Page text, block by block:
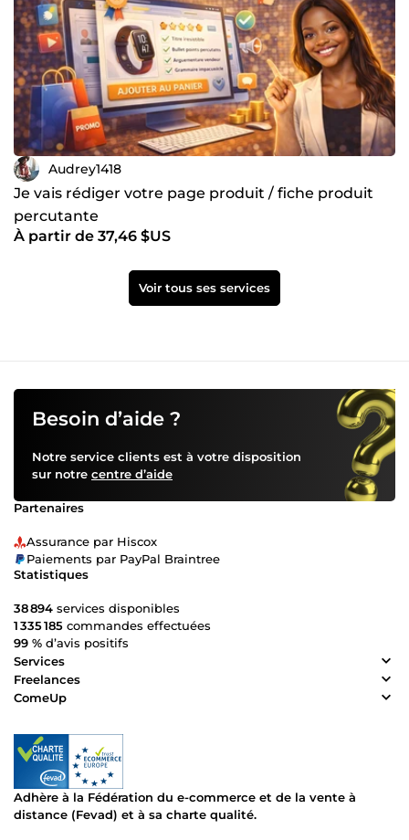
Audrey1418
Je vais rédiger votre page produit / fiche produit
percutante
À partir de 37,46 $US
Voir tous ses services
Besoin d’aide ?
Notre service clients est à votre disposition
sur notre centre d’aide
Partenaires
Assurance par Hiscox
Paiements par PayPal Braintree
Statistiques
38 894 services disponibles
1 335 185 commandes effectuées
99 % d’avis positifs
Services
Freelances
ComeUp
Adhère à la Fédération du e-commerce et de la vente à
distance (Fevad) et à sa charte qualité.